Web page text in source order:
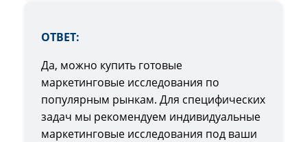
ОТВЕТ:
Да, можно купить готовые
маркетинговые исследования по
популярным рынкам. Для специфических
задач мы рекомендуем индивидуальные
маркетинговые исследования под ваши